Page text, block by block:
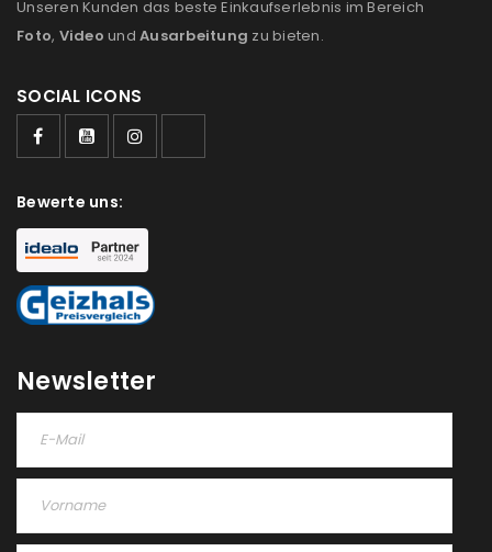
Unseren Kunden das beste Einkaufserlebnis im Bereich
Foto, Video und Ausarbeitung zu bieten.
SOCIAL ICONS
Bewerte uns:
Newsletter